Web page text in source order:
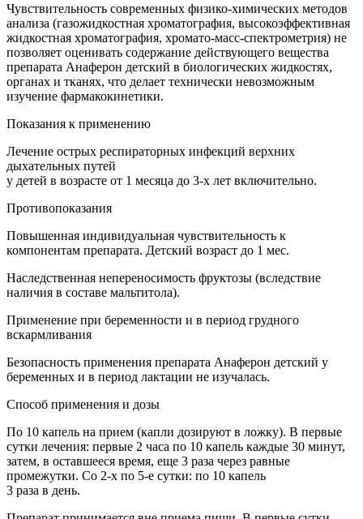
Чувствительность современных физико-химических методов
анализа (газожидкостная хроматография, высокоэффективная
жидкостная хроматография, хромато-масс-спектрометрия) не
позволяет оценивать содержание действующего вещества
препарата Анаферон детский в биологических жидкостях,
органах и тканях, что делает технически невозможным
изучение фармакокинетики.
Показания к применению
Лечение острых респираторных инфекций верхних
дыхательных путей
у детей в возрасте от 1 месяца до 3-х лет включительно.
Противопоказания
Повышенная индивидуальная чувствительность к
компонентам препарата. Детский возраст до 1 мес.
Наследственная непереносимость фруктозы (вследствие
наличия в составе мальтитола).
Применение при беременности и в период грудного
вскармливания
Безопасность применения препарата Анаферон детский у
беременных и в период лактации не изучалась.
Способ применения и дозы
По 10 капель на прием (капли дозируют в ложку). В первые
сутки лечения: первые 2 часа по 10 капель каждые 30 минут,
затем, в оставшееся время, еще 3 раза через равные
промежутки. Со 2-х по 5-е сутки: по 10 капель
3 раза в день.